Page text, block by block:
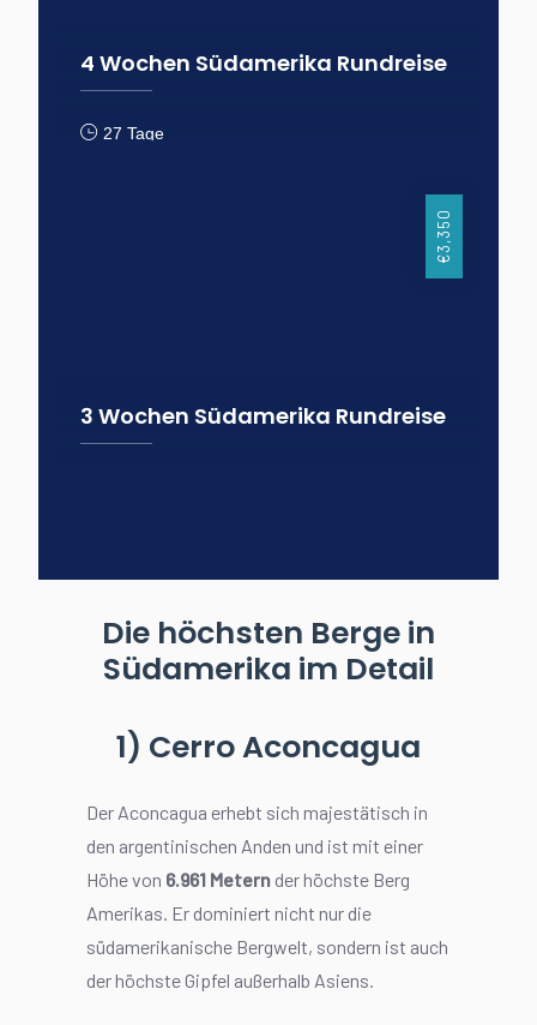
4 Wochen Südamerika Rundreise
27 Tage
€3,350
3 Wochen Südamerika Rundreise
Die höchsten Berge in
Südamerika im Detail
1) Cerro Aconcagua
Der Aconcagua erhebt sich majestätisch in
den argentinischen Anden und ist mit einer
Höhe von 6.961 Metern der höchste Berg
Amerikas. Er dominiert nicht nur die
südamerikanische Bergwelt, sondern ist auch
der höchste Gipfel außerhalb Asiens.